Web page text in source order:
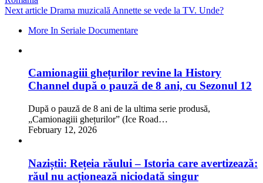
Next article Drama muzicală Annette se vede la TV. Unde?
More In Seriale Documentare
Camionagiii ghețurilor revine la History
Channel după o pauză de 8 ani, cu Sezonul 12
După o pauză de 8 ani de la ultima serie produsă,
„Camionagiii ghețurilor” (Ice Road…
February 12, 2026
Naziștii: Rețeia răului – Istoria care avertizează:
răul nu acționează niciodată singur